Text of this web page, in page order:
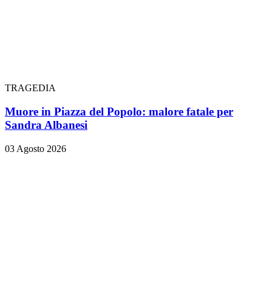
TRAGEDIA
Muore in Piazza del Popolo: malore fatale per
Sandra Albanesi
03 Agosto 2026